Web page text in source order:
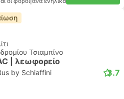
Τσιαμπίνο
| λεωφορείο
by Schiaffini 3.7